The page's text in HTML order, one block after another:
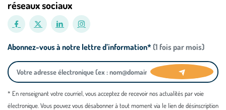
réseaux sociaux
Abonnez-vous à notre lettre d’information* (1 fois par mois)
* En renseignant votre courriel, vous acceptez de recevoir nos actualités par voie
électronique. Vous pouvez vous désabonner à tout moment via le lien de désinscription